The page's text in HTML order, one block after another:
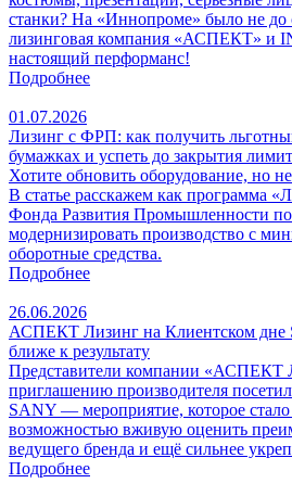
станки? На «Иннопроме» было не до
лизинговая компания «АСПЕКТ» и
настоящий перформанс!
Подробнее
01.07.2026
Лизинг с ФРП: как получить
бумажках и успеть до закрытия
Хотите обновить оборудование, но
В статье расскажем как программа
Фонда Развития Промышленности
модернизировать производство с
оборотные средства.
Подробнее
26.06.2026
АСПЕКТ Лизинг на Клиентском дне
ближе к результату
Представители компании «АСПЕКТ
приглашению производителя
SANY — мероприятие, которое
возможностью вживую оценить
ведущего бренда и ещё сильнее
Подробнее